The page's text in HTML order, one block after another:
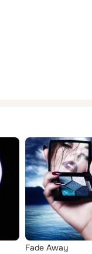
Fade Away